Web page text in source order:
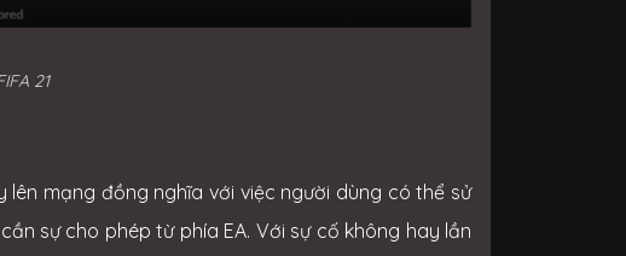
21
mạng đồng nghĩa với việc người dùng có thể sử
sự cho phép từ phía EA. Với sự cố không hay lần